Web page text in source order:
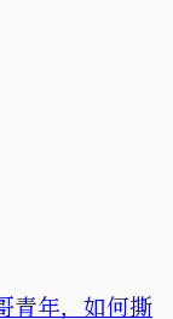
青年，如何撕